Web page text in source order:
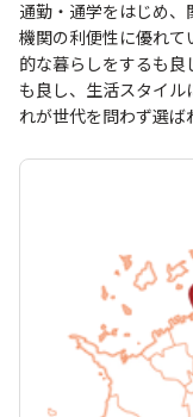
通勤・通学をはじめ、
機関の利便性に優れて
的な暮らしをするも良
も良し、生活スタイル
れが世代を問わず選ば